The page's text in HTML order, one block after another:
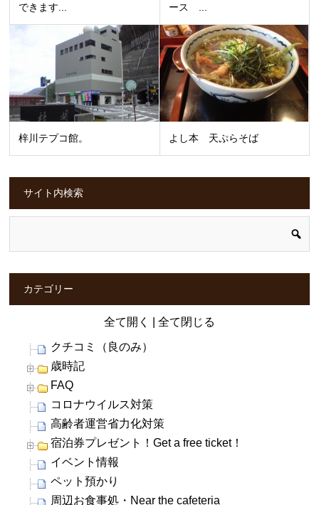
できます...
ース ...
梓川テプコ館。 よし本 天ぷらそば
サイト内検索
カテゴリー
全て開く 全て閉じる
クチコミ（良のみ）
歳時記
FAQ
コロナウイルス対策
高齢者運営省力化対策
宿泊券プレゼント！Get a free ticket！
イベント情報
ペット預かり
周辺お食事処・Near the cafeteria